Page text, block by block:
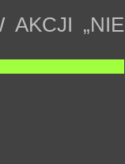
AKCJI „NIE